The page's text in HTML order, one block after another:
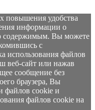
повышения удобства
информации о
содержимым. Вы можете
с
использования файлов
веб-сайт или нажав
сообщение без
браузера, Вы
файлов cookie и
файлов cookie на